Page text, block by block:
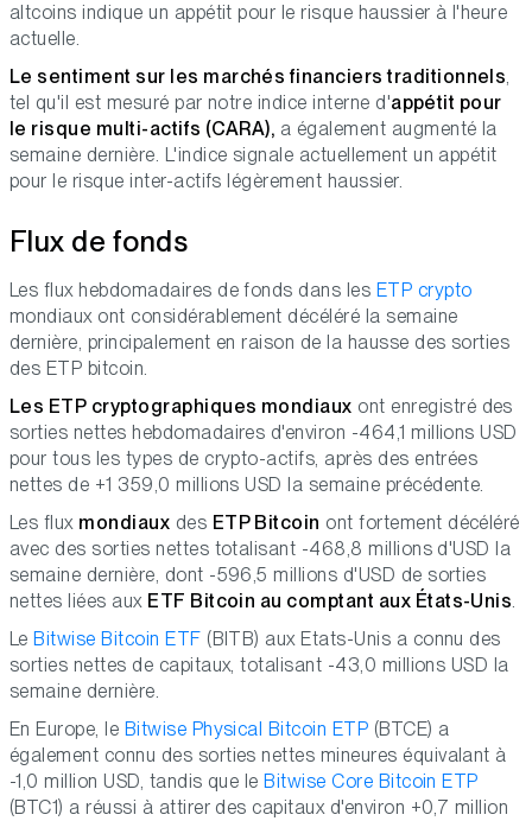
altcoins indique un appétit pour le risque haussier à l'heure
actuelle.
Le sentiment sur les marchés financiers traditionnels,
tel qu'il est mesuré par notre indice interne d'appétit pour
le risque multi-actifs (CARA), a également augmenté la
semaine dernière. L'indice signale actuellement un appétit
pour le risque inter-actifs légèrement haussier.
Flux de fonds
Les flux hebdomadaires de fonds dans les ETP crypto
mondiaux ont considérablement décéléré la semaine
dernière, principalement en raison de la hausse des sorties
des ETP bitcoin.
Les ETP cryptographiques mondiaux ont enregistré des
sorties nettes hebdomadaires d'environ -464,1 millions USD
pour tous les types de crypto-actifs, après des entrées
nettes de +1 359,0 millions USD la semaine précédente.
Les flux mondiaux des ETP Bitcoin ont fortement décéléré
avec des sorties nettes totalisant -468,8 millions d'USD la
semaine dernière, dont -596,5 millions d'USD de sorties
nettes liées aux ETF Bitcoin au comptant aux États-Unis.
Le Bitwise Bitcoin ETF (BITB) aux Etats-Unis a connu des
sorties nettes de capitaux, totalisant -43,0 millions USD la
semaine dernière.
En Europe, le Bitwise Physical Bitcoin ETP (BTCE) a
également connu des sorties nettes mineures équivalant à
-1,0 million USD, tandis que le Bitwise Core Bitcoin ETP
(BTC1) a réussi à attirer des capitaux d'environ +0,7 million